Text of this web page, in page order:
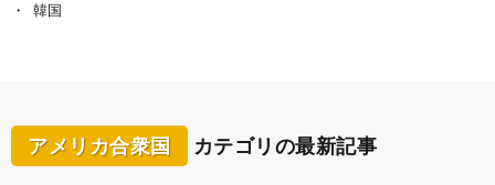
韓国
アメリカ合衆国 カテゴリの最新記事